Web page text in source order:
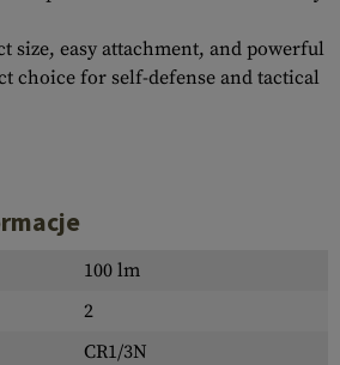
size, easy attachment, and powerful
choice for self-defense and tactical
100 lm
2
CR1/3N